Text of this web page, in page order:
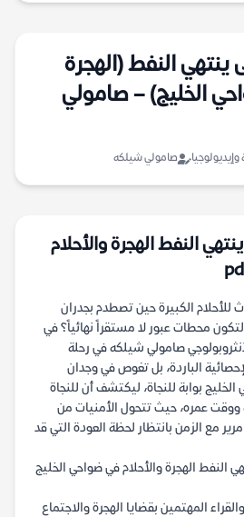
النفط (الهجرة
الخليج) – صامولي
صامولي شيلكه
النفط الهجرة والأحلام
الكبيرة حين تصطدم بجدران
محطات عبور لا مستقراً نهائياً؟ في
صامولي شيلكه في رحلة
الباردة، بل تغوص في وجدان
بوابة للنجاة، ليكتشف أن للنجاة
ووقت عمره، حيث تتحول الأمنيات من
مع الزمن بانتظار لحظة العودة التي قد
النفط الهجرة والأحلام في ضواحي الخليج
المهتمين بقضايا الهجرة والاجتماع